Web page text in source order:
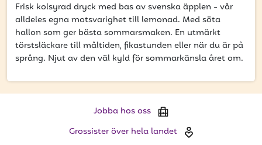
att få uppdateringar kring kampanjer?
Ange din e-postadress nedan för att ta del av våra
nyheter och erbjudanden.
PRENUMERERA
Frisk kolsyrad dryck med bas av svenska äpplen - vår
alldeles egna motsvarighet till lemonad. Med söta
hallon som ger bästa sommarsmaken. En utmärkt
törstsläckare till måltiden, fikastunden eller när du är på
språng. Njut av den väl kyld för sommarkänsla året om.
Jobba hos oss
Grossister över hela landet